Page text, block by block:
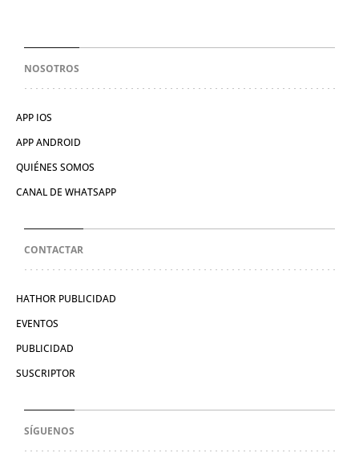
NOSOTROS
APP IOS
APP ANDROID
QUIÉNES SOMOS
CANAL DE WHATSAPP
CONTACTAR
HATHOR PUBLICIDAD
EVENTOS
PUBLICIDAD
SUSCRIPTOR
SÍGUENOS